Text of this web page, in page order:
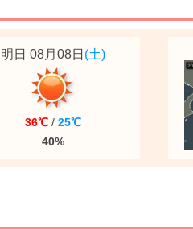
明日 08月08日 (土)
36℃ / 25℃
40%